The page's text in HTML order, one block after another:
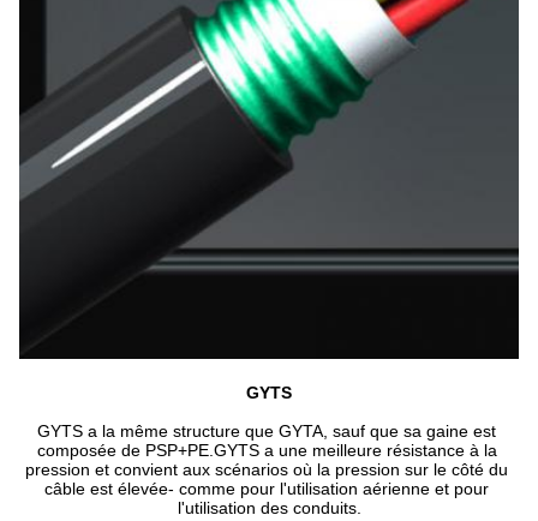
GYTS
GYTS a la même structure que GYTA, sauf que sa gaine est
composée de PSP+PE.GYTS a une meilleure résistance à la
pression et convient aux scénarios où la pression sur le côté du
câble est élevée- comme pour l'utilisation aérienne et pour
l'utilisation des conduits.